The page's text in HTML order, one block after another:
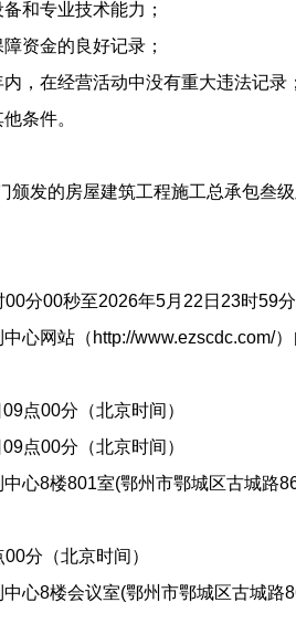
和专业技术能力；
资金的良好记录；
，在经营活动中没有重大违法记录；
条件。
颁发的房屋建筑工程施工总承包叁
分00秒至2026年5月22日23时59分
心网站（http://www.ezscdc.com/
点00分（北京时间）
点00分（北京时间）
心8楼801室(鄂州市鄂城区古城路86
分（北京时间）
心8楼会议室(鄂州市鄂城区古城路